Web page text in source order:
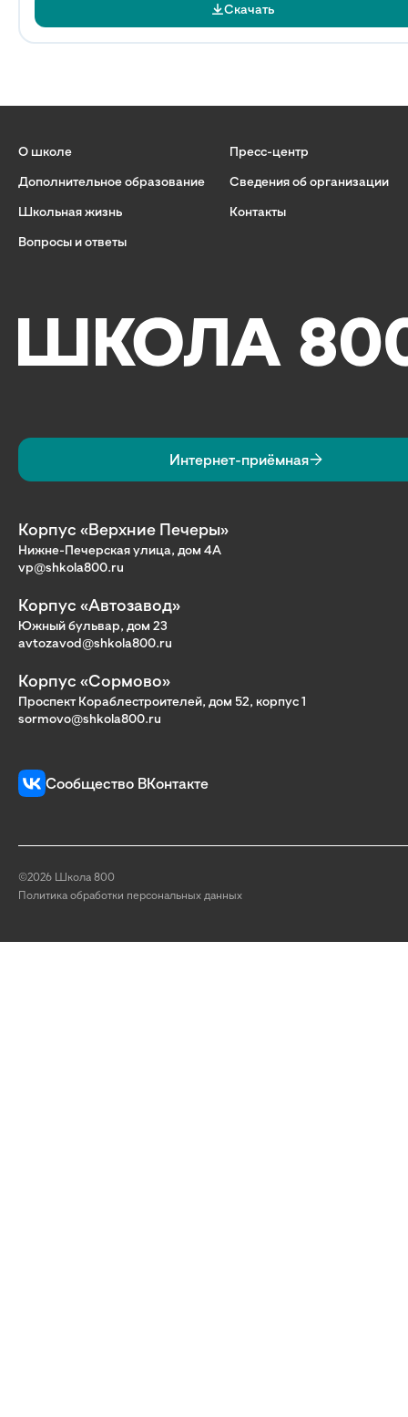
Скачать
О школе
Дополнительное образование
Школьная жизнь
Вопросы и ответы
Пресс-центр
Сведения об организации
Контакты
Интернет-приёмная
Корпус «Верхние Печеры»
Нижне-Печерская улица, дом 4А
vp@shkola800.ru
Корпус «Автозавод»
Южный бульвар, дом 23
avtozavod@shkola800.ru
Корпус «Сормово»
Проспект Кораблестроителей, дом 52, корпус 1
sormovo@shkola800.ru
Сообщество ВКонтакте
©2026 Школа 800
Политика обработки персональных данных